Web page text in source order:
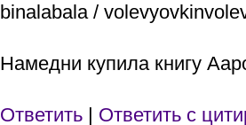
binalabala /
Намедни купила книгу
Ответить | Ответить с